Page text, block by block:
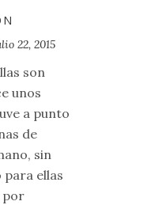
22, 2015
son
unos
a punto
de
sin
ellas
por